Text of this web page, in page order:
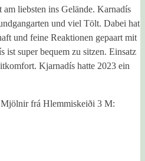
liebsten ins Gelände. Karnadís
und viel Tölt. Dabei hat
und feine Reaktionen gepaart mit
super bequem zu sitzen. Einsatz
Kjarnadís hatte 2023 ein
frá Hlemmiskeiði 3 M: